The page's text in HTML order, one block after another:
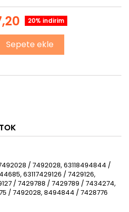
20% indirim
Sepete ekle
/ 7492028, 63118494844 /
63117429126 / 7429126,
/ 7429788 / 7429789 / 7434274,
/ 7492028, 8494844 / 7428776